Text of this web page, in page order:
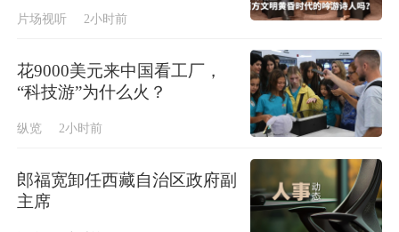
片场视听 2小时前
花9000美元来中国看工厂，
“科技游”为什么火？
纵览 2小时前
郎福宽卸任西藏自治区政府副
主席